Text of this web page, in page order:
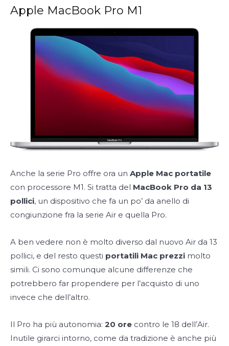
Apple MacBook Pro M1
Anche la serie Pro offre ora un Apple Mac portatile
con processore M1. Si tratta del MacBook Pro da 13
pollici, un dispositivo che fa un po’ da anello di
congiunzione fra la serie Air e quella Pro.
A ben vedere non è molto diverso dal nuovo Air da 13
pollici, e del resto questi portatili Mac prezzi molto
simili. Ci sono comunque alcune differenze che
potrebbero far propendere per l’acquisto di uno
invece che dell’altro.
Il Pro ha più autonomia: 20 ore contro le 18 dell’Air.
Inutile girarci intorno, come da tradizione è anche più